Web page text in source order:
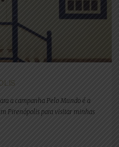
a campanha Pelo Mundo é a
Pirenópolis para visitar minhas